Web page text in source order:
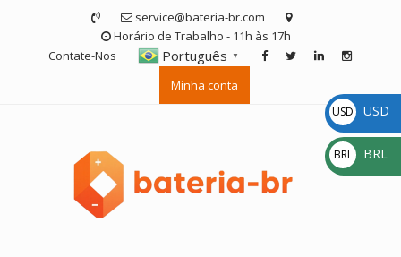
service@bateria-br.com
Horário de Trabalho - 11h às 17h
Contate-Nos
Português ▼
Minha conta
USD
$
USD
BRL
R$
BRL